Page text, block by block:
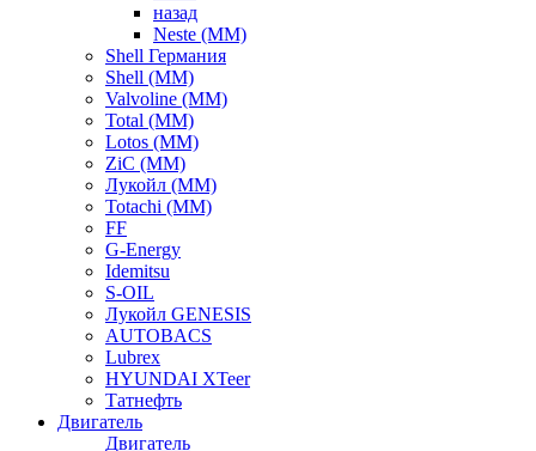
назад
Neste (ММ)
Shell Германия
Shell (ММ)
Valvoline (ММ)
Total (ММ)
Lotos (ММ)
ZiC (ММ)
Лукойл (ММ)
Totachi (MM)
FF
G-Energy
Idemitsu
S-OIL
Лукойл GENESIS
AUTOBACS
Lubrex
HYUNDAI XTeer
Татнефть
Двигатель
Двигатель